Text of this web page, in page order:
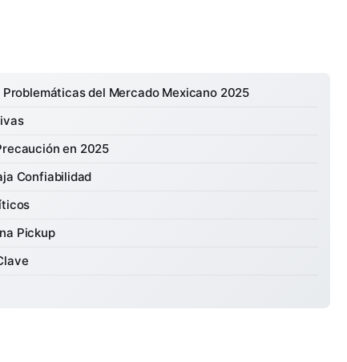
del Mercado Mexicano 2025
en 2025
Confiabilidad
Pickup